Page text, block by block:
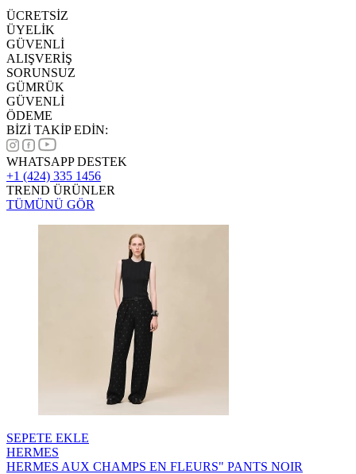
ÜCRETSİZ
ÜYELİK
GÜVENLİ
ALIŞVERİŞ
SORUNSUZ
GÜMRÜK
GÜVENLİ
ÖDEME
BİZİ TAKİP EDİN:
WHATSAPP DESTEK
+1 (424) 335 1456
TREND ÜRÜNLER
TÜMÜNÜ GÖR
SEPETE EKLE
HERMES
HERMES AUX CHAMPS EN FLEURS" PANTS NOIR